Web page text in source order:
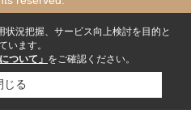
況把握、サービス向上検討を目的と
います。
ついて」 をご確認ください。
じる